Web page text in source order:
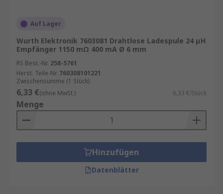
Der Qi-Standard ist ein von WPC aufgestellter
Schnittstellenstandard für drahtlose Ladespulen,
die beim Aufladen von Smartphone-Pads beliebt
sind. Qi wird "Chi" ausgesprochen. Er ermöglicht
eine drahtlose Energieübertragung über kurze
Entfernungen von weniger als 4 cm. Viele
beliebte Verbrauchergeräte von Apple und
Samsung nutzen Qi-kompatible Ladegeräte.
Auf Lager
Wurth Elektronik 7603081 Drahtlose Ladespule 24 μH
Empfänger 1150 mΩ 400 mA Ø 6 mm
RS Best.-Nr. 258-5761
Herst. Teile-Nr. 760308101221
Zwischensumme (1 Stück)
6,33 €(ohne MwSt.) 6,33 €/Stück
Menge
Hinzufügen
Datenblätter